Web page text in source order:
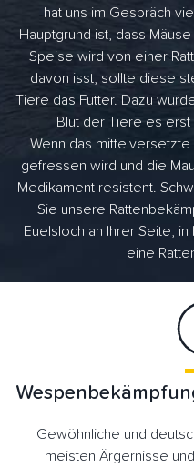
hat uns im Gespräch
Hauptgrund ist, dass
Speise wird von einer
davon isst, sollte diese
Tiere das Futter. Dazu
Blut der Tiere es erst
Wenn das mittelversetzte
gefressen wird und die
Medikament resistent.
Sie unsere
Euelsloch an Ihrer Seite,
eine
Gewöhnliche und
meisten Ärgernisse